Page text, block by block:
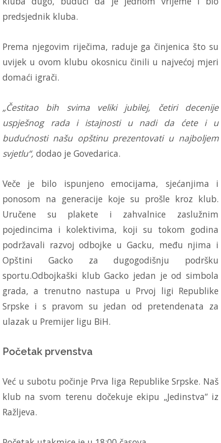
predsjednik kluba.
Prema njegovim riječima, raduje ga činjenica što su
uvijek u ovom klubu okosnicu činili u najvećoj mjeri
domaći igrači.
„Čestitao bih svima veliki jubilej, četiri decenije
uspješnog rada i istajnosti u nadi da ćete i u
budućnosti našu opštinu prezentovati u najboljem
svjetlu“, dodao je Govedarica.
Veče je bilo ispunjeno emocijama, sjećanjima i
ponosom na generacije koje su prošle kroz klub.
Uručene su plakete i zahvalnice zaslužnim
pojedincima i kolektivima, koji su tokom godina
podržavali razvoj odbojke u Gacku, među njima i
Opštini Gacko za dugogodišnju podršku
sportu.Odbojkaški klub Gacko jedan je od simbola
grada, a trenutno nastupa u Prvoj ligi Republike
Srpske i s pravom su jedan od pretendenata za
ulazak u Premijer ligu BiH.
Početak prvenstva
Već u subotu počinje Prva liga Republike Srpske. Naš
klub na svom terenu dočekuje ekipu „Jedinstva“ iz
Ražljeva.